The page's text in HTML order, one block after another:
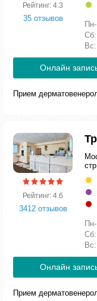
Рейтинг: 4.3
35 отзывов
Сб:
Вс:
Онлайн
Прием
Рейтинг: 4.6
3412 отзывов
Сб:
Вс:
Онлайн
Прием